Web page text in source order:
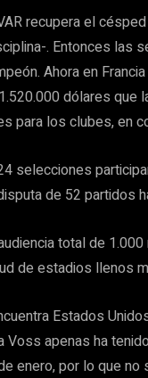
recupera el
. Entonces las
Ahora en
dólares
para los clubes, en
selecciones
de 52 partidos
total de
de estadios llenos
Estados
Voss apenas ha
enero, por lo que